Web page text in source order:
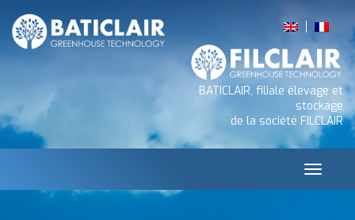
BATICLAIR, filiale élevage et
stockage
de la société FILCLAIR
Toggle